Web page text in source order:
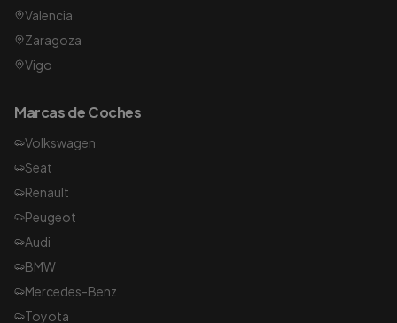
Valencia
Zaragoza
Vigo
Marcas de Coches
Volkswagen
Seat
Renault
Peugeot
Audi
BMW
Mercedes-Benz
Toyota